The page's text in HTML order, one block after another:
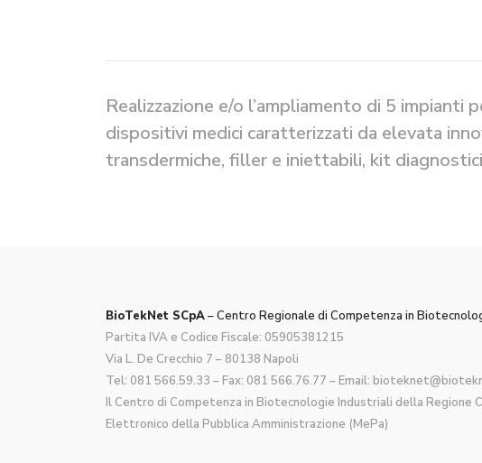
Realizzazione e/o l’ampliamento di 5
dispositivi medici caratterizzati da elevata
transdermiche, filler e iniettabili, kit
BioTekNet SCpA– Centro Regionale di Competenza in
Partita IVA e Codice Fiscale: 05905381215
Via L. De Crecchio 7 – 80138 Napoli
Tel: 081 566.59.33 – Fax: 081 566.76.77 – Email:
Il Centro di Competenza in Biotecnologie Industriali della Regione
Elettronico della Pubblica Amministrazione (MePa)